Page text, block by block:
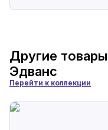
Другие
Эдванс
Перейти к коллекции